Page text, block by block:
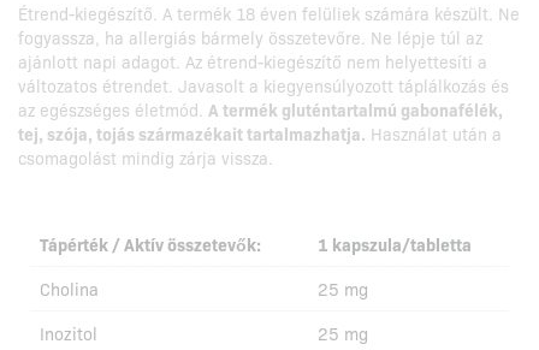
Étrend-kiegészítő. A termék 18 éven felüliek számára készült. Ne
fogyassza, ha allergiás bármely összetevőre. Ne lépje túl az
ajánlott napi adagot. Az étrend-kiegészítő nem helyettesíti a
változatos étrendet. Javasolt a kiegyensúlyozott táplálkozás és
az egészséges életmód. A termék gluténtartalmú gabonafélék,
tej, szója, tojás származékait tartalmazhatja. Használat után a
csomagolást mindig zárja vissza.
Tápérték / Aktív összetevők:
1 kapszula/tabletta
Cholina
25 mg
Inozitol
25 mg